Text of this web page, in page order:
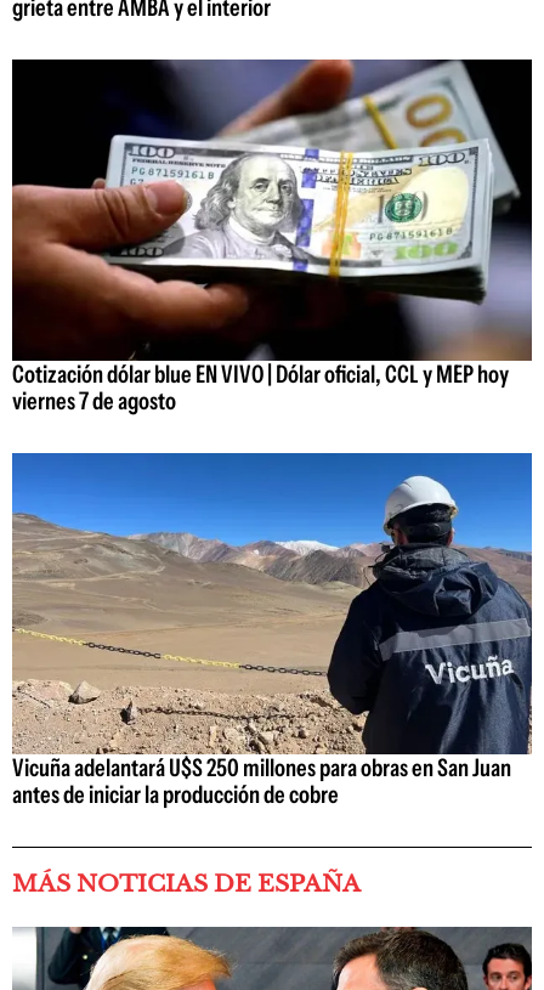
grieta entre AMBA y el interior
Cotización dólar blue EN VIVO | Dólar oficial, CCL y MEP hoy
viernes 7 de agosto
Vicuña adelantará U$S 250 millones para obras en San Juan
antes de iniciar la producción de cobre
MÁS NOTICIAS DE ESPAÑA